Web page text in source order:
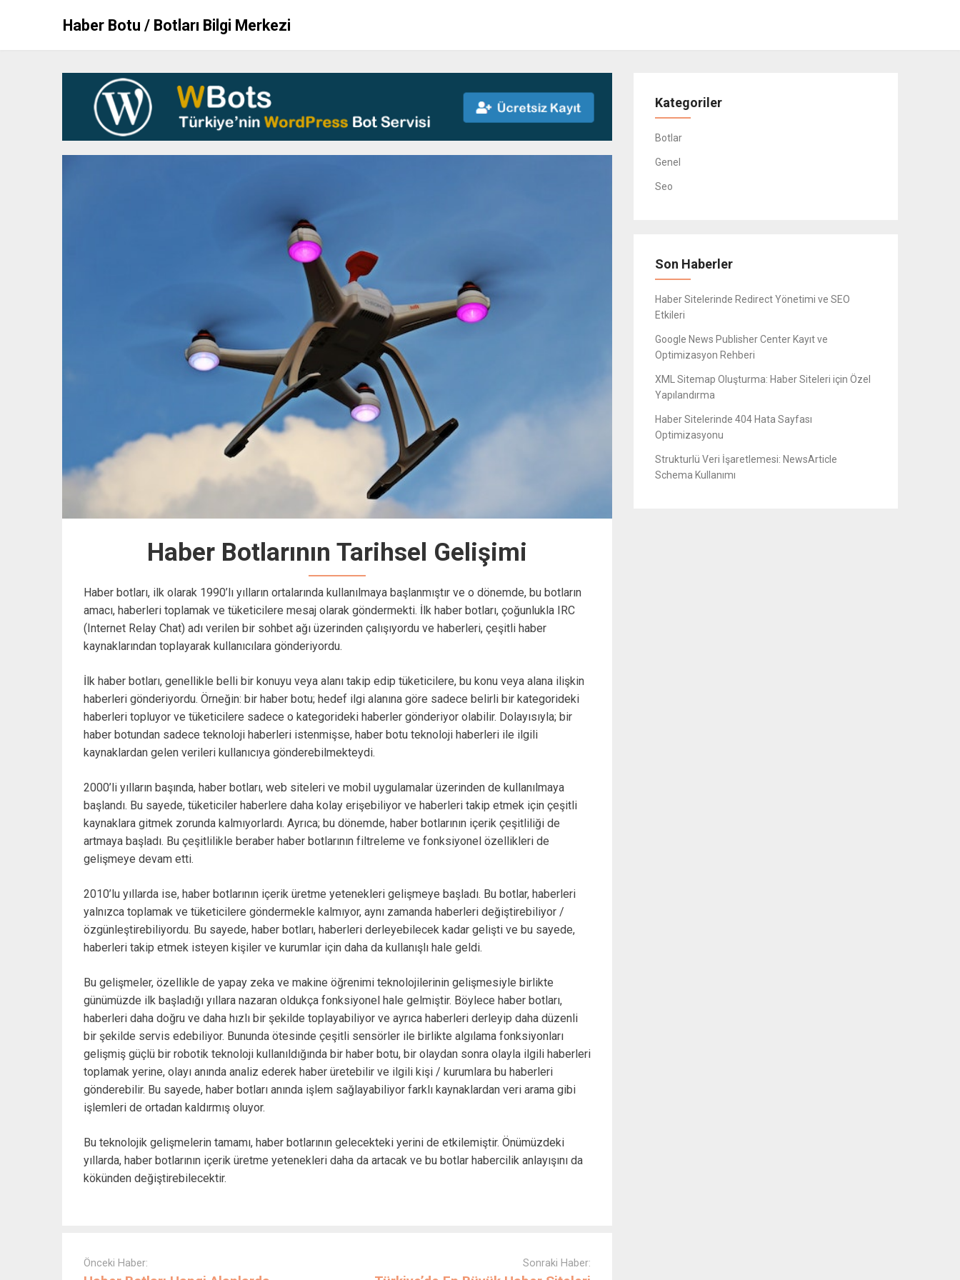
Haber Botu / Botları Bilgi Merkezi
Haber Botlarının Tarihsel Gelişimi
Haber botları, ilk olarak 1990’lı yılların ortalarında kullanılmaya başlanmıştır ve o dönemde, bu botların
amacı, haberleri toplamak ve tüketicilere mesaj olarak göndermekti. İlk haber botları, çoğunlukla IRC
(Internet Relay Chat) adı verilen bir sohbet ağı üzerinden çalışıyordu ve haberleri, çeşitli haber
kaynaklarından toplayarak kullanıcılara gönderiyordu.
İlk haber botları, genellikle belli bir konuyu veya alanı takip edip tüketicilere, bu konu veya alana ilişkin
haberleri gönderiyordu. Örneğin: bir haber botu; hedef ilgi alanına göre sadece belirli bir kategorideki
haberleri topluyor ve tüketicilere sadece o kategorideki haberler gönderiyor olabilir. Dolayısıyla; bir
haber botundan sadece teknoloji haberleri istenmişse, haber botu teknoloji haberleri ile ilgili
kaynaklardan gelen verileri kullanıcıya gönderebilmekteydi.
2000’li yılların başında, haber botları, web siteleri ve mobil uygulamalar üzerinden de kullanılmaya
başlandı. Bu sayede, tüketiciler haberlere daha kolay erişebiliyor ve haberleri takip etmek için çeşitli
kaynaklara gitmek zorunda kalmıyorlardı. Ayrıca; bu dönemde, haber botlarının içerik çeşitliliği de
artmaya başladı. Bu çeşitlilikle beraber haber botlarının filtreleme ve fonksiyonel özellikleri de
gelişmeye devam etti.
2010’lu yıllarda ise, haber botlarının içerik üretme yetenekleri gelişmeye başladı. Bu botlar, haberleri
yalnızca toplamak ve tüketicilere göndermekle kalmıyor, aynı zamanda haberleri değiştirebiliyor /
özgünleştirebiliyordu. Bu sayede, haber botları, haberleri derleyebilecek kadar gelişti ve bu sayede,
haberleri takip etmek isteyen kişiler ve kurumlar için daha da kullanışlı hale geldi.
Bu gelişmeler, özellikle de yapay zeka ve makine öğrenimi teknolojilerinin gelişmesiyle birlikte
günümüzde ilk başladığı yıllara nazaran oldukça fonksiyonel hale gelmiştir. Böylece haber botları,
haberleri daha doğru ve daha hızlı bir şekilde toplayabiliyor ve ayrıca haberleri derleyip daha düzenli
bir şekilde servis edebiliyor. Bununda ötesinde çeşitli sensörler ile birlikte algılama fonksiyonları
gelişmiş güçlü bir robotik teknoloji kullanıldığında bir haber botu, bir olaydan sonra olayla ilgili haberleri
toplamak yerine, olayı anında analiz ederek haber üretebilir ve ilgili kişi / kurumlara bu haberleri
gönderebilir. Bu sayede, haber botları anında işlem sağlayabiliyor farklı kaynaklardan veri arama gibi
işlemleri de ortadan kaldırmış oluyor.
Bu teknolojik gelişmelerin tamamı, haber botlarının gelecekteki yerini de etkilemiştir. Önümüzdeki
yıllarda, haber botlarının içerik üretme yetenekleri daha da artacak ve bu botlar habercilik anlayışını da
kökünden değiştirebilecektir.
navigation
Önceki Haber: Sonraki Haber:
Kategoriler
Botlar
Genel
Seo
Son Haberler
Haber Sitelerinde Redirect Yönetimi ve SEO
Etkileri
Google News Publisher Center Kayıt ve
Optimizasyon Rehberi
XML Sitemap Oluşturma: Haber Siteleri için Özel
Yapılandırma
Haber Sitelerinde 404 Hata Sayfası
Optimizasyonu
Strukturlü Veri İşaretlemesi: NewsArticle
Schema Kullanımı